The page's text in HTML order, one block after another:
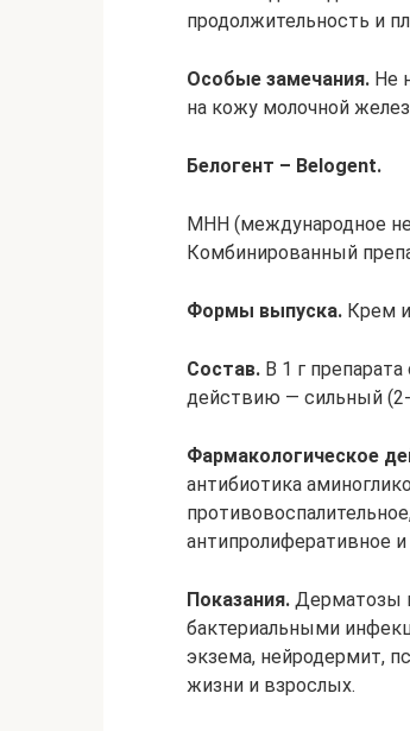
продолжительность и
Особые замечания. Не
на кожу молочной
Белогент – Belogent.
МНН (международное
Комбинированный
Формы выпуска. Крем и
Состав. В 1 г
действию — сильный (2-
Фармакологическое
антибиотика
антипролиферативное
Показания. Дерматозы
бактериальными
экзема, нейродермит,
жизни и взрослых.